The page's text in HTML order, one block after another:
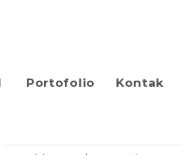
Portofolio Kontak